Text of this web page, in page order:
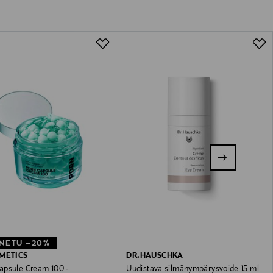
–20%
Cream 100 -
DR.HAUSCHKA
Uudistava silmänympärysvoide 15 ml